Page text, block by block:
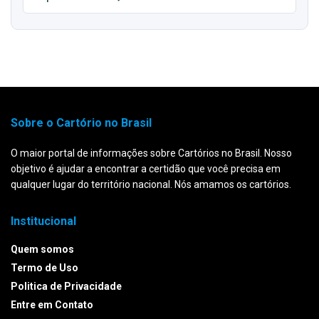
Sobre o Cartório no Brasil
O maior portal de informações sobre Cartórios no Brasil. Nosso
objetivo é ajudar a encontrar a certidão que você precisa em
qualquer lugar do território nacional. Nós amamos os cartórios.
Institucional
Quem somos
Termo de Uso
Politica de Privacidade
Entre em Contato